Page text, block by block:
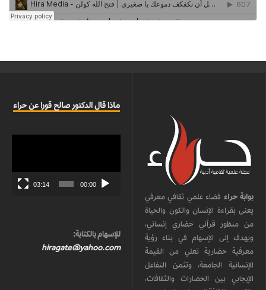
بوابة حراء فضاء علمي ثقافي معرفي
يعنى بقراءة الإنسان والكون والحياة
من منظور قرآني حضاري إنساني،
ويهدف إلى الإسهام في بناء رؤية
معرفية حضارية تعلي من القيمة
الإنسانية الجامعة، وتثمن التفاعل
الإيجابي بين الحضارات والثقافات،
ماذا قال الدكتور صالح قورا عن حراء
00:00
03:14
للإسهام بالكتابة:
hiragate@yahoo.com